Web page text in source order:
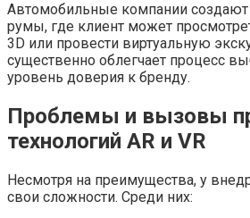
Автомобильные компании
румы, где клиент может
3D или провести виртуальную
существенно облегчает процесс
уровень доверия к бренду.
Проблемы и вызовы
технологий AR и VR
Несмотря на преимущества, у
свои сложности. Среди них: